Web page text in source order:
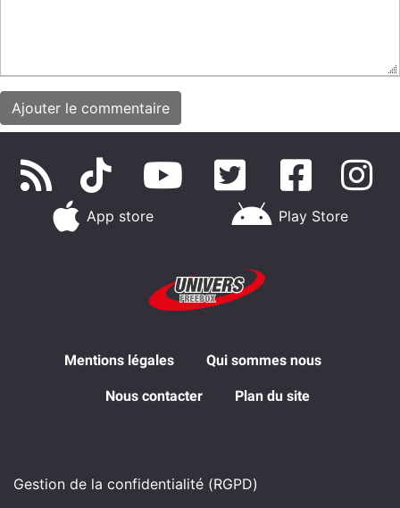
App store Play Store
Mentions légales Qui sommes nous
Nous contacter Plan du site
Gestion de la confidentialité (RGPD)